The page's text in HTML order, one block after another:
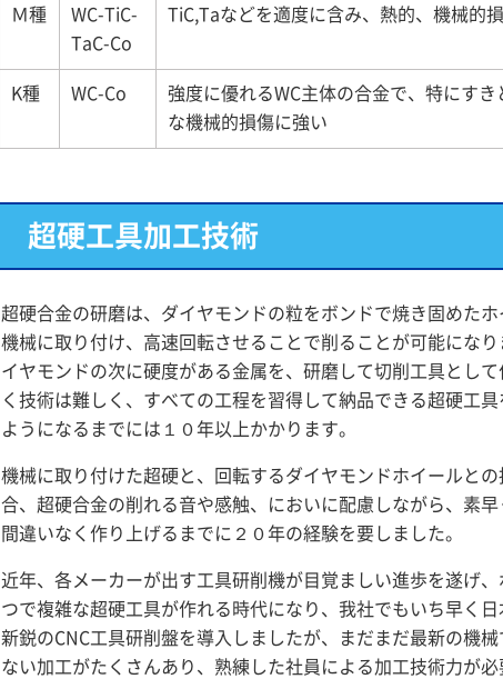
Ｍ種
WC-TiC-
TaC-Co
TiC,Taなどを適度に含み、熱的、機械的
K種 WC-Co
強度に優れるWC主体の合金で、特にす
な機械的損傷に強い
超硬工具加工技術
超硬合金の研磨は、ダイヤモンドの粒をボンドで焼き固めた
機械に取り付け、高速回転させることで削ることが可能にな
イヤモンドの次に硬度がある金属を、研磨して切削工具とし
く技術は難しく、すべての工程を習得して納品できる超硬工
ようになるまでには１０年以上かかります。
機械に取り付けた超硬と、回転するダイヤモンドホイールとの
合、超硬合金の削れる音や感触、においに配慮しながら、素
間違いなく作り上げるまでに２０年の経験を要しました。
近年、各メーカーが出す工具研削機が目覚ましい進歩を遂げ
つで複雑な超硬工具が作れる時代になり、我社でもいち早く
新鋭のCNC工具研削盤を導入しましたが、まだまだ最新の機
ない加工がたくさんあり、熟練した社員による加工技術力が